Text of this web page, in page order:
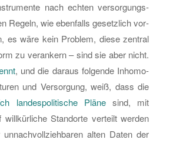
nach ech­ten ver­sor­gungs­
Re­geln, wie eben­falls ge­setz­lich vor­
es wäre kein Pro­blem, diese zen­tral
zu ver­an­kern – sind sie aber nicht.
, und die dar­aus fol­gen­de In­ho­mo­
und Ver­sor­gung, weiß, dass die
lan­des­po­li­ti­sche Plänesind, mit
will­kür­li­che Stand­or­te ver­teilt wer­den
alten Daten der